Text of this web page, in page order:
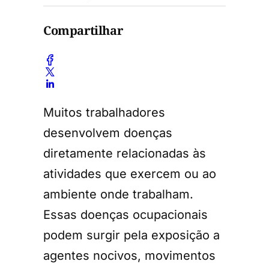
Compartilhar
Muitos trabalhadores
desenvolvem doenças
diretamente relacionadas às
atividades que exercem ou ao
ambiente onde trabalham.
Essas doenças ocupacionais
podem surgir pela exposição a
agentes nocivos, movimentos